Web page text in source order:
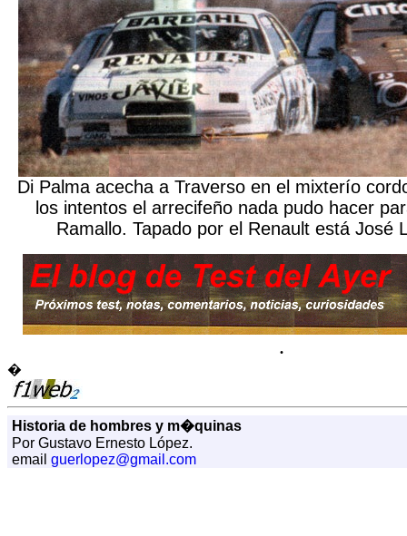
Di Palma acecha a Traverso en el mixterío
los intentos el arrecifeño nada pudo hacer
Ramallo. Tapado por el Renault está José
.
�
Historia de hombres y m�quinas
Por Gustavo Ernesto López.
email guerlopez@gmail.com